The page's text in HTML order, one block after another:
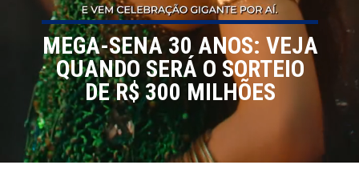
MEGA-SENA 30 ANOS: VEJA
QUANDO SERÁ O SORTEIO
DE R$ 300 MILHÕES